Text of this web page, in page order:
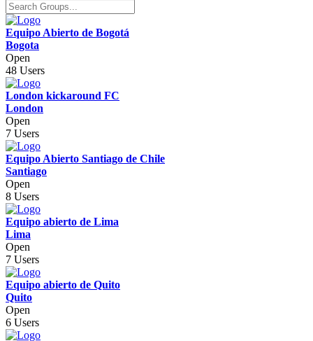
Equipo Abierto de Bogotá
Bogota
Open
48 Users
London kickaround FC
London
Open
7 Users
Equipo Abierto Santiago de Chile
Santiago
Open
8 Users
Equipo abierto de Lima
Lima
Open
7 Users
Equipo abierto de Quito
Quito
Open
6 Users